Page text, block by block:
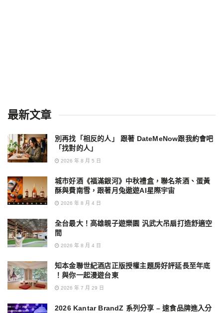
最新文章
別再找「相反的人」 跟著 DateMeNow跟我約會吧
「找對的人」
2026 年 8 月 5 日
城市好酒《福滿銀河》中秋禮盒，聯名茶酒、蛋黃
酥與費南雪，跟著月兔遨遊AI星際宇宙
2026 年 8 月 4 日
全台最大！高雄親子遊樂園 汎武大吊扇打造舒適空
間
2026 年 8 月 4 日
知本金聯世紀酒店正版授權主題房好評延長至年底
！與你一起漫遊台東
2026 年 7 月 29 日
2026 Kantar BrandZ 系列分享 – 速食品牌進入分